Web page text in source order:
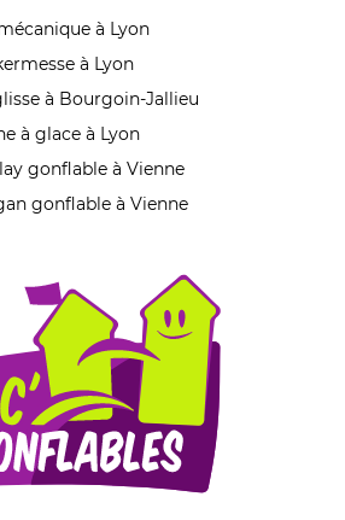
à Lyon
à Lyon
à Bourgoin-Jallieu
à glace à Lyon
gonflable à Vienne
gonflable à Vienne